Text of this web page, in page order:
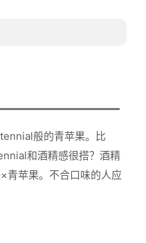
般的青苹果。比
和酒精感很搭？酒精
青苹果。不合口味的人应